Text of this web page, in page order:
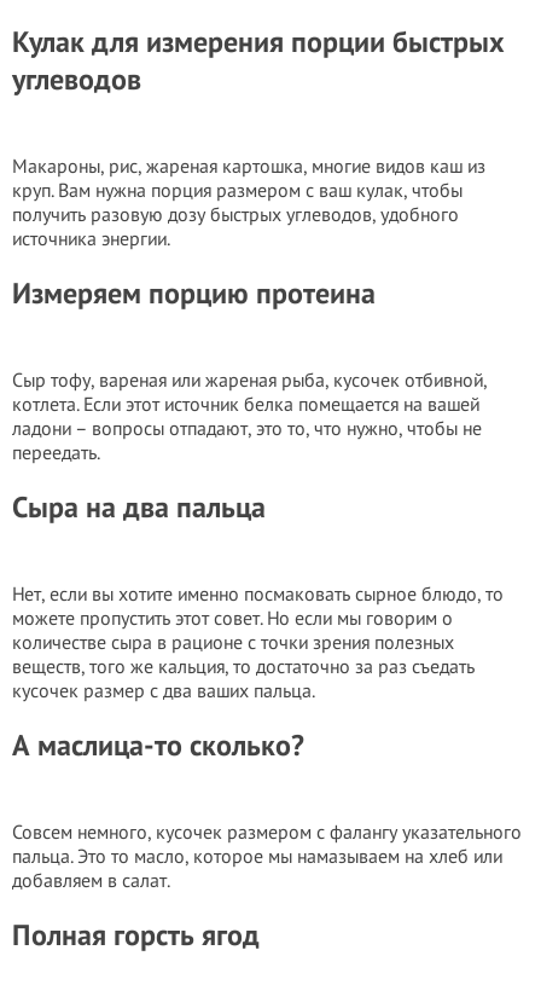
Кулак для измерения порции быстрых
углеводов
Макароны, рис, жареная картошка, многие видов каш из
круп. Вам нужна порция размером с ваш кулак, чтобы
получить разовую дозу быстрых углеводов, удобного
источника энергии.
Измеряем порцию протеина
Сыр тофу, вареная или жареная рыба, кусочек отбивной,
котлета. Если этот источник белка помещается на вашей
ладони – вопросы отпадают, это то, что нужно, чтобы не
переедать.
Сыра на два пальца
Нет, если вы хотите именно посмаковать сырное блюдо, то
можете пропустить этот совет. Но если мы говорим о
количестве сыра в рационе с точки зрения полезных
веществ, того же кальция, то достаточно за раз съедать
кусочек размер с два ваших пальца.
А маслица-то сколько?
Совсем немного, кусочек размером с фалангу указательного
пальца. Это то масло, которое мы намазываем на хлеб или
добавляем в салат.
Полная горсть ягод